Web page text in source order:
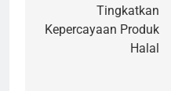
Tingkatkan
Kepercayaan Produk
Halal